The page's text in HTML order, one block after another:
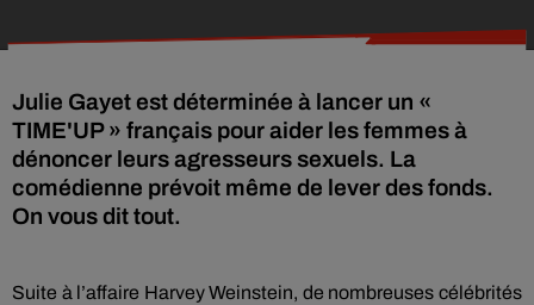
Julie Gayet est déterminée à lancer un «
TIME'UP » français pour aider les femmes à
dénoncer leurs agresseurs sexuels. La
comédienne prévoit même de lever des fonds.
On vous dit tout.
Suite à l’affaire Harvey Weinstein, de nombreuses célébrités